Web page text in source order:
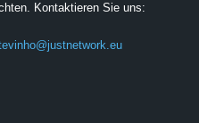
Kontaktieren Sie uns: